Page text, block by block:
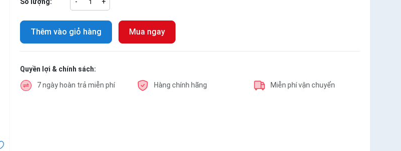
Thêm vào giỏ hàng Mua ngay
Quyền lợi & chính sách:
7 ngày hoàn trả miễn phí Hàng chính hãng Miễn phí vận chuyển